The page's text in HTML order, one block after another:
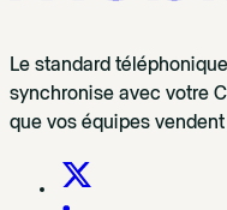
Le standard
synchronise avec votre
que vos équipes